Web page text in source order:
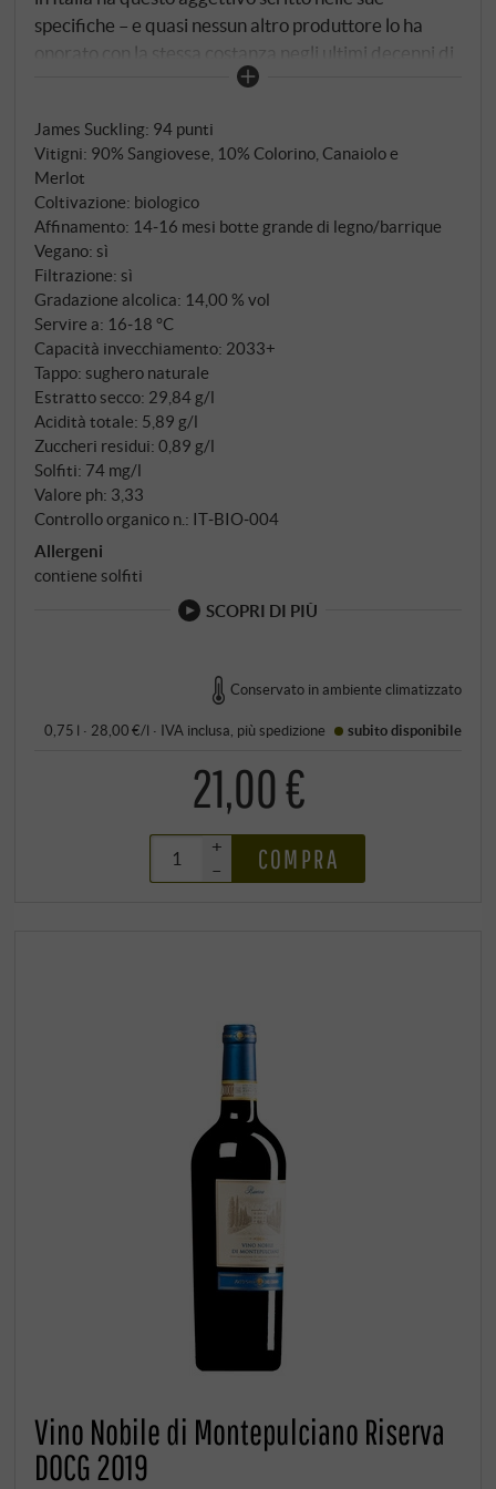
specifiche – e quasi nessun altro produttore lo ha
onorato con la stessa costanza negli ultimi decenni di
Federico Carletti e della sua cantina Poliziano.
Federico e da tempo ancorata alla generazione
successiva – con Francesco e Maria Stella, che dal
2019 e 2021 contribuiscono a plasmare il futuro. Il
Poliziano è certificato biologico dalla vendemmia
2021 – non una decisione di marketing, ma la logica
conclusione di decenni di lavoro senza diserbanti e
insetticidi chimici. Il Prugnolo Gentile, la varietà
locale di Sangiovese, cresce su terreni argillosi e
calcarei tra i 300 e i 450 metri sul livello del mare.
Raccolta a mano, selezione accurata in vigna e in
cantina, fermentazione con lieviti indigeni in tini
conici di cemento – minimo intervento, massima
espressione. Maturazione in botti grandi e tonneaux:
il legno fa da cornice, non domina.
James Suckling: 94 punti
Vitigni: 90% Sangiovese, 10% Colorino, Canaiolo e
Merlot
Coltivazione: biologico
Affinamento: 14‑16 mesi botte grande di legno/barrique
Vegano: sì
Filtrazione: sì
Gradazione alcolica: 14,00 % vol
Servire a: 16‑18 °C
Capacità invecchiamento: 2033+
Tappo: sughero naturale
Estratto secco: 29,84 g/l
Acidità totale: 5,89 g/l
Zuccheri residui: 0,89 g/l
Solfiti: 74 mg/l
Valore ph: 3,33
Controllo organico n.: IT‑BIO‑004
Allergeni
contiene solfiti
SCOPRI DI PIÙ
Conservato in ambiente climatizzato
0,75 l · 28,00 €/l · IVA inclusa , piùspedizione subito disponibile
21,00 €
+
–
COMPRA
Vino Nobile di Montepulciano Riserva
DOCG 2019